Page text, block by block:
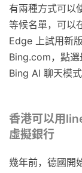
有兩種方式可以
等候名單，可以
Edge 上試用新
Bing.com，點選
Bing AI 聊天模式
香港可以用
虛擬銀行
幾年前，德國開